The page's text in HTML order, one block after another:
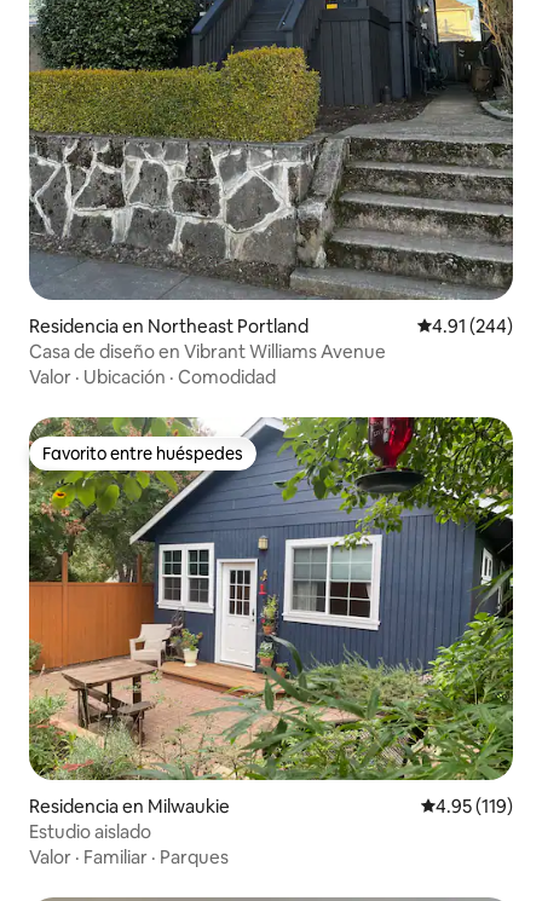
Residencia en Northeast Portland Calificación
4.91 (244)
Casa de diseño en Vibrant Williams Avenue
Valor · Ubicación · Comodidad
Favorito entre huéspedes
Favorito entre huéspedes
Residencia en Milwaukie Calificación
4.95 (119)
Estudio aislado
Valor · Familiar · Parques